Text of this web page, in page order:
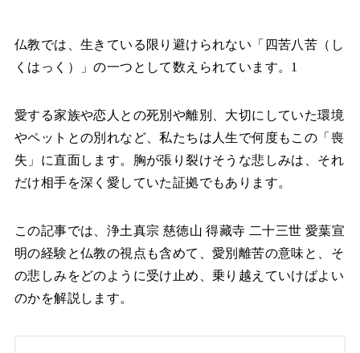
仏教では、生きている限り避けられない「四苦八苦（し
くはっく）」の一つとして数えられています。1
愛する家族や恋人との死別や離別、大切にしていた環境
やペットとの別れなど、私たちは人生で何度もこの「喪
失」に直面します。胸が張り裂けそうな悲しみは、それ
だけ相手を深く愛していた証拠でもあります。
この記事では、浄土真宗 慈徳山 得藏寺 二十三世 愛葉宣
明の経験と仏教の視点も含めて、愛別離苦の意味と、そ
の悲しみをどのように受け止め、乗り越えていけばよい
のかを解説します。